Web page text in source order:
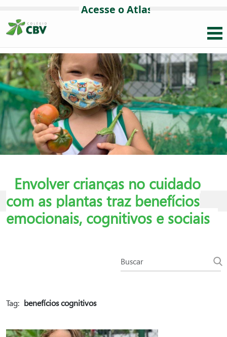
Envolver crianças no cuidado
com as plantas traz benefícios
emocionais, cognitivos e sociais
Tag: benefícios cognitivos